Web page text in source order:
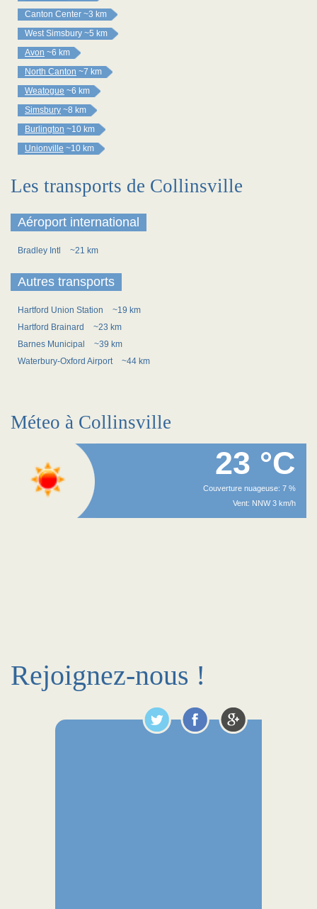
Canton Center ~3 km
West Simsbury ~5 km
Avon ~6 km
North Canton ~7 km
Weatogue ~6 km
Simsbury ~8 km
Burlington ~10 km
Unionville ~10 km
Les transports de Collinsville
Aéroport international
Bradley Intl ~21 km
Autres transports
Hartford Union Station
~19 km
Hartford Brainard
~23 km
Barnes Municipal
~39 km
Waterbury-Oxford Airport
~44 km
Méteo à Collinsville
23 °C
Couverture nuageuse: 7 %
Vent: NNW 3 km/h
Rejoignez-nous !